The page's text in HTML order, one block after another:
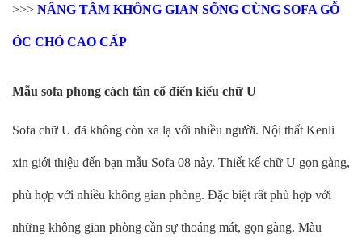
>>> NÂNG TẦM KHÔNG GIAN SỐNG CÙNG SOFA GỖ
ÓC CHÓ CAO CẤP
Mẫu sofa phong cách tân cổ điển kiểu chữ U
Sofa chữ U đã không còn xa lạ với nhiều người. Nội thất Kenli
xin giới thiệu đến bạn mẫu Sofa 08 này. Thiết kế chữ U gọn gàng,
phù hợp với nhiều không gian phòng. Đặc biệt rất phù hợp với
những không gian phòng cần sự thoáng mát, gọn gàng. Màu